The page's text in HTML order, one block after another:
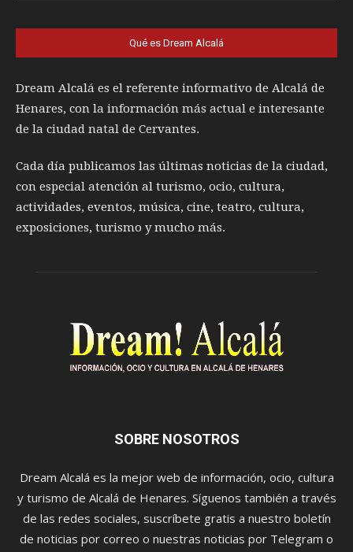
Qué es Dream Alcalá
Dream Alcalá es el referente informativo de Alcalá de
Henares, con la información más actual e interesante
de la ciudad natal de Cervantes.
Cada día publicamos las últimas noticias de la ciudad,
con especial atención al turismo, ocio, cultura,
actividades, eventos, música, cine, teatro, cultura,
exposiciones, turismo y mucho más.
SOBRE NOSOTROS
Dream Alcalá es la mejor web de información, ocio, cultura
y turismo de Alcalá de Henares. Síguenos también a través
de las redes sociales, suscríbete gratis a nuestro boletín
de noticias por correo o nuestras noticias por Telegram o